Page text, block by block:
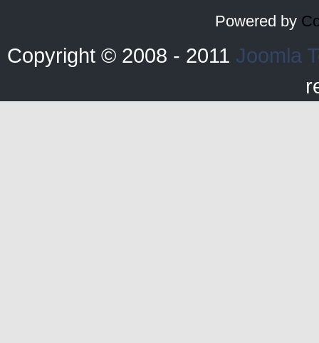
Powered by
Copyright © 2008 - 2011 Joomla